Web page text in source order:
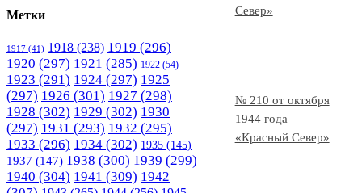
Север»
№ 210 от октября
1944 года —
«Красный Север»
Метки
1917 (41) 1918 (238) 1919 (296)
1920 (297) 1921 (285) 1922 (54)
1923 (291) 1924 (297) 1925
(297) 1926 (301) 1927 (298)
1928 (302) 1929 (302) 1930
(297) 1931 (293) 1932 (295)
1933 (296) 1934 (302) 1935 (145)
1937 (147) 1938 (300) 1939 (299)
1940 (304) 1941 (309) 1942